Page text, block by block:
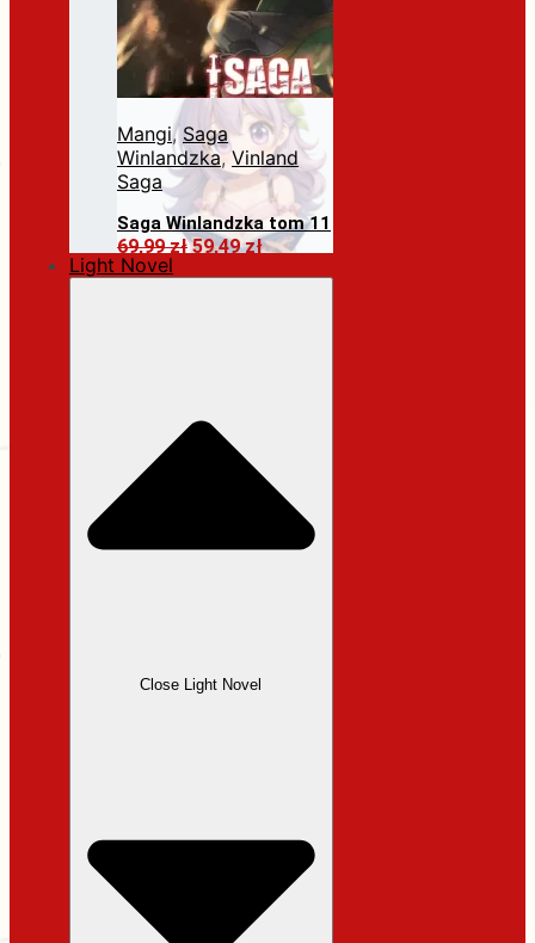
Mangi, Saga
Winlandzka, Vinland
Saga
Saga Winlandzka tom 11
69,99złPierwotna
59,49złAktualna
Dodaj do koszyka
Light Novel
Close Light Novel